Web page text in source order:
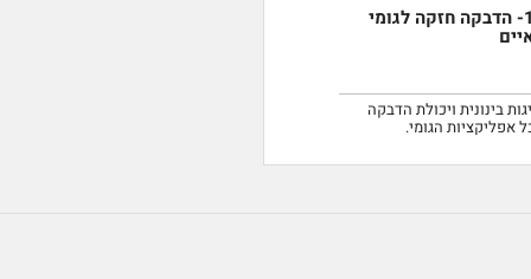
דבק מהיר 1603- הדבקה חזקה לגומי
בינונית ויכולת הדבקה
אפליקציות הגומי.